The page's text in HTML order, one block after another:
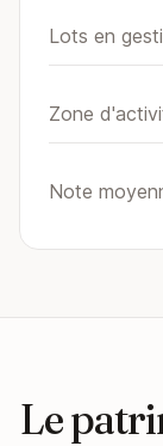
Lots en
Zone
Note
Le